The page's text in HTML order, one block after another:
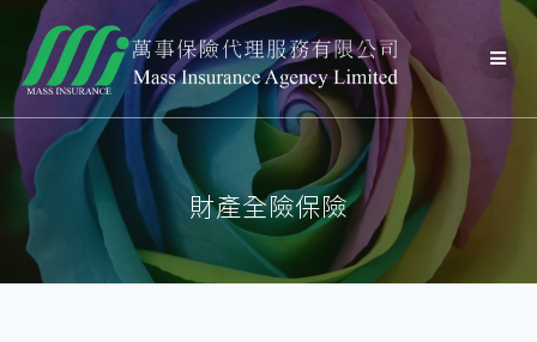
財產全險保險